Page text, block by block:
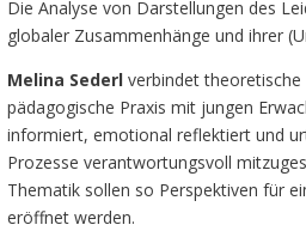
Die Analyse von Darstellungen des
globaler Zusammenhänge und ihrer
Melina Sederl verbindet theoretische
pädagogische Praxis mit jungen
informiert, emotional reflektiert und
Prozesse verantwortungsvoll
Thematik sollen so Perspektiven für
eröffnet werden.